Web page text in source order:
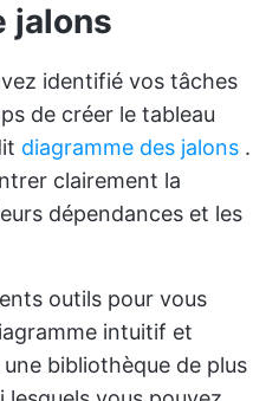
jalons
identifié vos tâches
de créer le tableau
diagramme des jalons .
clairement la
dépendances et les
outils pour vous
intuitif et
bibliothèque de plus